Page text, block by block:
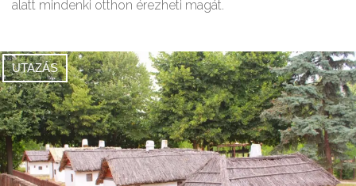
alatt mindenki otthon érezheti magát.
UTAZÁS